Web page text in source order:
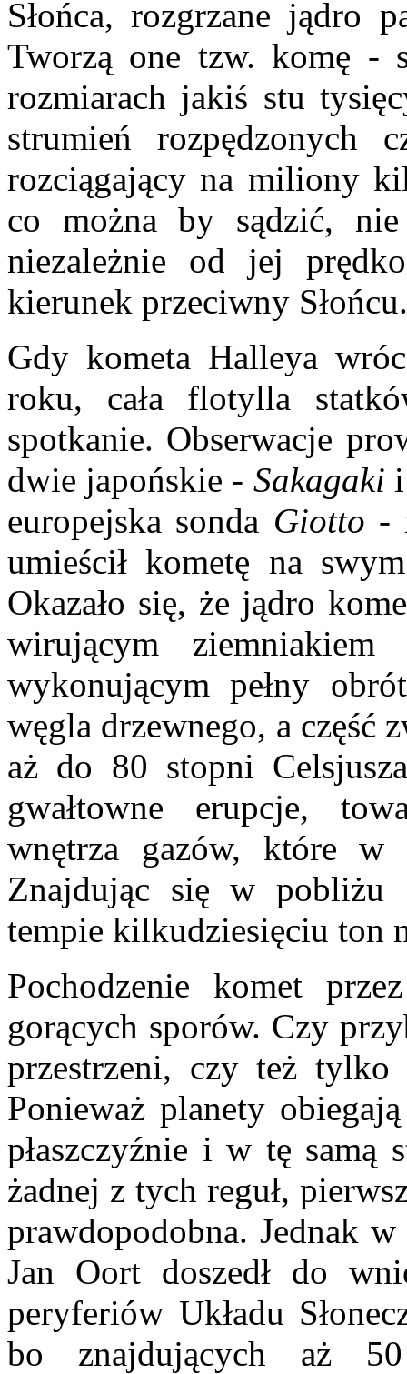
Słońca, rozgrzane jądro
Tworzą one tzw. komę -
rozmiarach jakiś stu
strumień rozpędzonych
rozciągający na miliony
co można by sądzić,
niezależnie od jej
kierunek przeciwny Słońcu.
Gdy kometa Halleya
roku, cała flotylla
spotkanie. Obserwacje
dwie japońskie - Sakagaki
europejska sonda Giotto -
umieścił kometę na
Okazało się, że jądro
wirującym
wykonującym pełny
węgla drzewnego, a część
aż do 80 stopni
gwałtowne erupcje,
wnętrza gazów, które w
Znajdując się w pobliżu
tempie kilkudziesięciu ton
Pochodzenie komet
gorących sporów. Czy
przestrzeni, czy też tylko
Ponieważ planety
płaszczyźnie i w tę samą
żadnej z tych reguł,
prawdopodobna. Jednak
Jan Oort doszedł do
peryferiów Układu
bo znajdujących aż